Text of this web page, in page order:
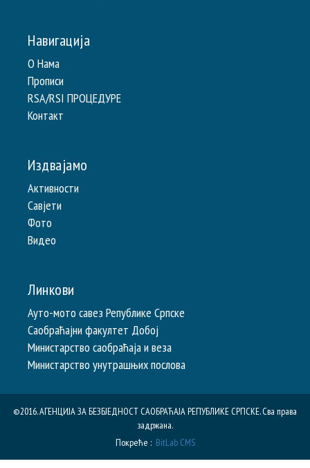
Навигација
О Нама
Прописи
RSA/RSI ПРОЦЕДУРЕ
Контакт
Издвајамо
Активности
Савјети
Фото
Видео
Линкови
Ауто-мото савез Републике Српске
Саобраћајни факултет Добој
Министарство саобраћаја и веза
Министарство унутрашњих послова
©2016. АГЕНЦИЈА ЗА БЕЗБЈЕДНОСТ САОБРАЋАЈА РЕПУБЛИКE СРПСКЕ. Сва права
задржана.
Покреће : BitLab CMS